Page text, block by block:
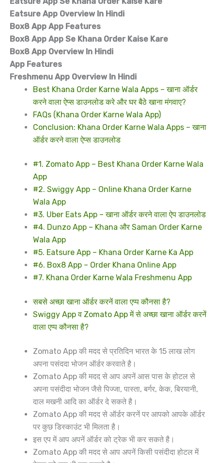
Eatsure App Overview In Hindi
Box8 App App Features
Box8 App App Se Khana Order Kaise Kare
Box8 App Overview In Hindi
App Features
Freshmenu App Overview In Hindi
Best Khana Order Karne Wala Apps – खाना ऑर्डर
करने वाला ऐप्स डाउनलोड करे और घर बैठे खाना मंगवाए?
FAQs (Khana Order Karne Wala App)
Conclusion: Khana Order Karne Wala Apps – खाना
ऑर्डर करने वाला ऐप्स डाउनलोड
#1. Zomato App – Best Khana Order Karne Wala
App
#2. Swiggy App – Online Khana Order Karne
Wala App
#3. Uber Eats App – खाना ऑर्डर करने वाला ऐप डाउनलोड
#4. Dunzo App – Khana और Saman Order Karne
Wala App
#5. Eatsure App – Khana Order Karne Ka App
#6. Box8 App – Order Khana Online App
#7. Khana Order Karne Wala Freshmenu App
सबसे अच्छा खाना ऑर्डर करनें वाला एप्प कौनसा है?
Swiggy App व Zomato App में से अच्छा खाना ऑर्डर करनें
वाला एप्प कौनसा है?
Zomato App की मदद से प्रतिदिन भारत के 15 लाख लोग
अपना पसंददा भोजन ऑर्डर करवाते है।
Zomato App की मदद से आप अपनें आस पास के होटल से
अपना पसंदीदा भोजन जैसे पिज्जा, पास्ता, बर्गर, केक, बिरयानी,
दाल मखनी आदि का ऑर्डर दे सकते है।
Zomato App की मदद से ऑर्डर करनें पर आपको आपके ऑर्डर
पर कुछ डिस्काउंट भी मिलता है।
इस एप में आप अपनें ऑर्डर को ट्रेक भी कर सकते है।
Zomato App की मदद से आप अपनें किसी पसंदीदा होटल में